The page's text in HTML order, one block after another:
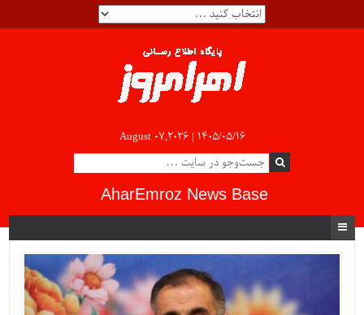
August 07,2026 | ۱۴۰۵/۰۵/۱۶
AharEmroz News Base